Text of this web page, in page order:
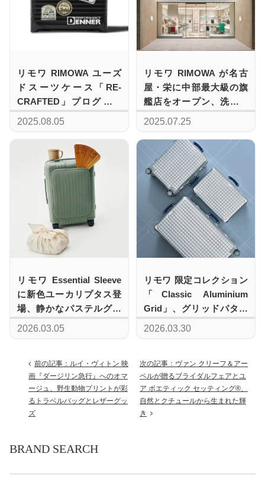
リモワ RIMOWA ユーズ
ドスーツケース「RE-
CRAFTED」プログラム
で手に入れる唯一無二の
2025.08.05
リモワ RIMOWA が名古
屋・栄に中部最大級の旗
艦店をオープン、洗練さ
れた佇まいに注目
2025.07.25
リモワ Essential Sleeve
に新色ユーカリプタス登
場、静かなパステルグリ
ーンが旅スタイルを更新
2026.03.05
リモワ 限定コレクション
「Classic Aluminium
Grid」、グリッドパター
ンのプレス加工による新
2026.03.30
前の記事：ルイ・ヴィトン 映
画『ダージリン急行』へのオマ
ージュ、野生動物プリントが彩
るトラベルバッグとレザーグッ
ズ
次の記事：ヴァン クリーフ＆アー
ペルが贈るブライダルフェアとユ
ア ポエティック セッティング®、
自然とクチュールから生まれた輝
き
BRAND SEARCH